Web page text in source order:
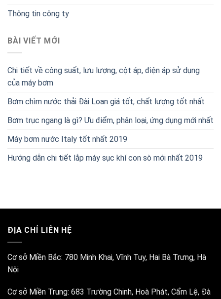
Thông tin công ty
BÀI VIẾT MỚI
Chi tiết về công suất, lưu lượng, cột áp, điện áp sử dụng
của máy bơm
Bơm chìm nước thải Đài Loan giá tốt, chất lượng tốt nhất
Bơm trục ngang là gì? Ưu điểm, phân loại, ứng dụng mới nhất
Máy bơm nước Italy tốt nhất 2019
Hướng dẫn chi tiết lắp máy sục khí con sò mới nhất 2019
ĐỊA CHỈ LIÊN HỆ
Cơ sở Miền Bắc: 780 Minh Khai, Vĩnh Tuy, Hai Bà Trưng, Hà
Nội
Cơ sở Miền Trung: 683 Trường Chinh, Hoà Phát, Cẩm Lệ, Đà